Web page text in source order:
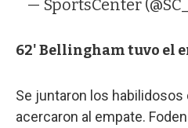
— SportsCenter
62' Bellingham tuvo el
Se juntaron los habilidosos
acercaron al empate.